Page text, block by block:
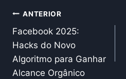
Navegação
de
Post
ANTERIOR
Facebook 2025:
Hacks do Novo
Algoritmo para Ganhar
Alcance Orgânico